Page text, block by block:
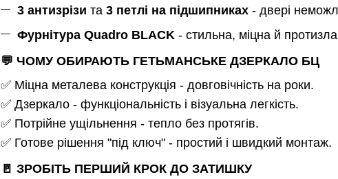
3 антизрізи та 3 петлі на підшипниках - двері
Фурнітура Quadro BLACK - стильна, міцна й
💬 ЧОМУ ОБИРАЮТЬ ГЕТЬМАНСЬКЕ ДЗЕРКАЛО БЦ
✅ Міцна металева конструкція - довговічність на роки.
✅ Дзеркало - функціональність і візуальна легкість.
✅ Потрійне ущільнення - тепло без протягів.
✅ Готове рішення "під ключ" - простий і швидкий монтаж.
🚪 ЗРОБІТЬ ПЕРШИЙ КРОК ДО ЗАТИШКУ